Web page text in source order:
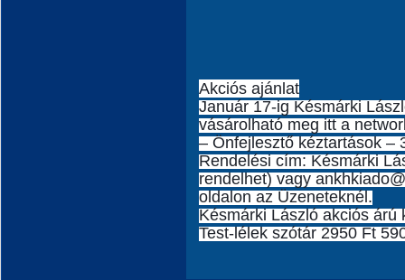
Akciós ajánlat
Január 17-ig Késmárki
vásárolható meg itt a
– Önfejlesztő kéztartások –
Rendelési cím: Késmárki
rendelhet) vagy
oldalon az Üzeneteknél.
Késmárki László akciós árú
Test-lélek szótár 2950 Ft